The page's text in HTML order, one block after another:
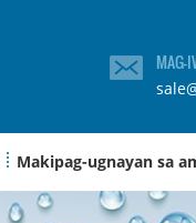
MAG-
Makipag-ugnayan sa